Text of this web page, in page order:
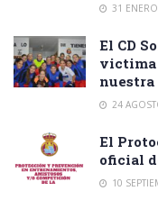
31
El CD
victima
24
El
oficial
10